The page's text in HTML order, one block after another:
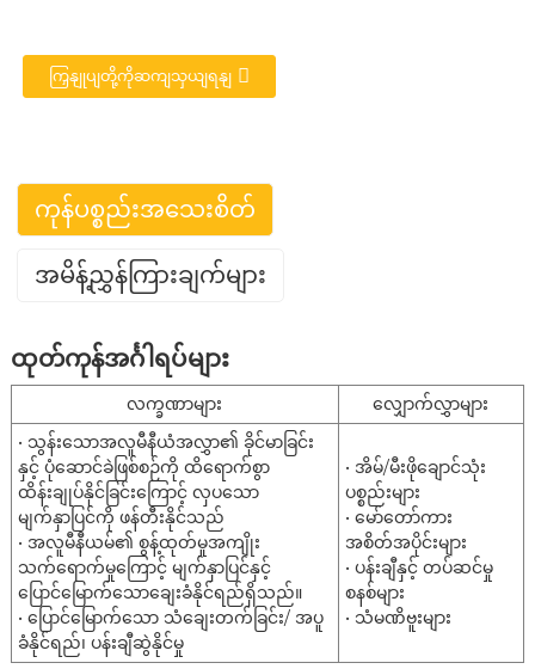
ကြှနျုပျတို့ကိုဆကျသှယျရနျ
ကုန်ပစ္စည်းအသေးစိတ်
အမိန့်ညွှန်ကြားချက်များ
ထုတ်ကုန်အင်္ဂါရပ်များ
လက္ခဏာများ
လျှောက်လွှာများ
• သွန်းသောအလူမီနီယံအလွှာ၏ ခိုင်မာခြင်း
နှင့် ပုံဆောင်ခဲဖြစ်စဉ်ကို ထိရောက်စွာ
ထိန်းချုပ်နိုင်ခြင်းကြောင့် လှပသော
မျက်နှာပြင်ကို ဖန်တီးနိုင်သည်
• အလူမီနီယမ်၏ စွန့်ထုတ်မှုအကျိုး
သက်ရောက်မှုကြောင့် မျက်နှာပြင်နှင့်
ပြောင်မြောက်သောချေးခံနိုင်ရည်ရှိသည်။
• ပြောင်မြောက်သော သံချေးတက်ခြင်း/ အပူ
ခံနိုင်ရည်၊ ပန်းချီဆွဲနိုင်မှု
• အိမ်/မီးဖိုချောင်သုံး
ပစ္စည်းများ
• မော်တော်ကား
အစိတ်အပိုင်းများ
• ပန်းချီနှင့် တပ်ဆင်မှု
စနစ်များ
• သံမဏိဗူးများ
အမှတ်တံဆိပ်
Posco(ALCOSTA) ArcelorMittal(VAMA)
HBIS Masteel
စံ
JIS G3314 EN 10346 ASTM A463 GB/T
18592
အဆင့်များ
လုပ်ငန်းသုံး Deep Drawing ဖြင့် ဖွဲ့စည်း
တည်ဆောက်ထားသော High Strength
Coating
အလေးချိန်
80 g/m၂240 g/m အထိ ၂
အထူ
0.3 မီလီမီတာမှ 3.0 မီလီမီတာ
အကျယ်
600 မီလီမီတာမှ 1500 မီလီမီတာ